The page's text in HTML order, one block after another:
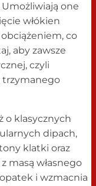
one
włókien
co
aby zawsze
czyli
trzymanego
o klasycznych
dipach,
klatki oraz
masą własnego
i wzmacnia